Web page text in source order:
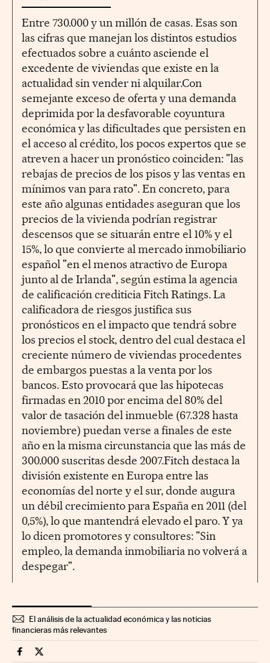
Entre 730.000 y un millón de casas. Esas son
las cifras que manejan los distintos estudios
efectuados sobre a cuánto asciende el
excedente de viviendas que existe en la
actualidad sin vender ni alquilar.Con
semejante exceso de oferta y una demanda
deprimida por la desfavorable coyuntura
económica y las dificultades que persisten en
el acceso al crédito, los pocos expertos que se
atreven a hacer un pronóstico coinciden: "las
rebajas de precios de los pisos y las ventas en
mínimos van para rato". En concreto, para
este año algunas entidades aseguran que los
precios de la vivienda podrían registrar
descensos que se situarán entre el 10% y el
15%, lo que convierte al mercado inmobiliario
español "en el menos atractivo de Europa
junto al de Irlanda", según estima la agencia
de calificación crediticia Fitch Ratings. La
calificadora de riesgos justifica sus
pronósticos en el impacto que tendrá sobre
los precios el stock, dentro del cual destaca el
creciente número de viviendas procedentes
de embargos puestas a la venta por los
bancos. Esto provocará que las hipotecas
firmadas en 2010 por encima del 80% del
valor de tasación del inmueble (67.328 hasta
noviembre) puedan verse a finales de este
año en la misma circunstancia que las más de
300.000 suscritas desde 2007.Fitch destaca la
división existente en Europa entre las
economías del norte y el sur, donde augura
un débil crecimiento para España en 2011 (del
0,5%), lo que mantendrá elevado el paro. Y ya
lo dicen promotores y consultores: "Sin
empleo, la demanda inmobiliaria no volverá a
despegar".
El análisis de la actualidad económica y las noticias
financieras más relevantes
Economia Cinco Días en Facebook
Economia Cinco Días en Twitter